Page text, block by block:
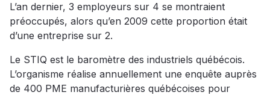
L’an dernier, 3 employeurs sur 4 se montraient
préoccupés, alors qu’en 2009 cette proportion était
d’une entreprise sur 2.
Le STIQ est le baromètre des industriels québécois.
L’organisme réalise annuellement une enquête auprès
de 400 PME manufacturières québécoises pour